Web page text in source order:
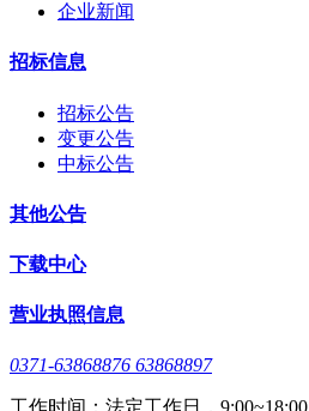
企业新闻
招标信息
招标公告
变更公告
中标公告
其他公告
下载中心
营业执照信息
0371-63868876 63868897
工作时间：法定工作日，9:00~18:00